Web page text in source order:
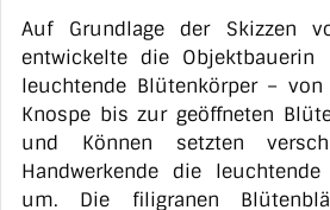
Auf Grundlage der Skizzen
entwickelte die Objektbauerin
leuchtende Blütenkörper – von
Knospe bis zur geöffneten
und Können setzten
Handwerkende die
um. Die filigranen